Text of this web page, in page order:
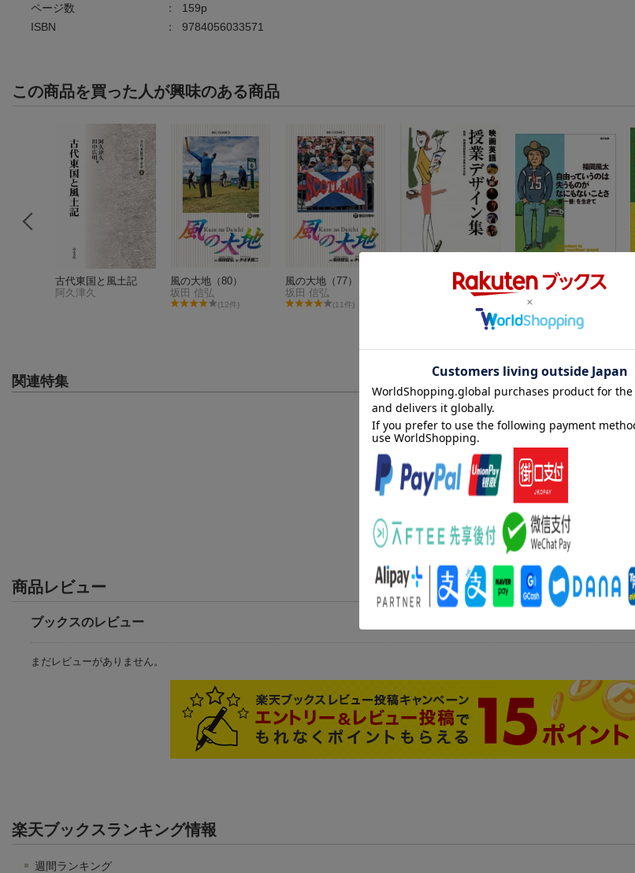
ページ数
： 159p
ISBN
： 9784056033571
この商品を買った人が興味のある商品
古代東国と風土記
阿久津久
風の大地（80）
坂田 信弘
(12件)
風の大地（77）
坂田 信弘
(11件)
映画英語授業デザイ
自由っていうのは失
うものがなにもない
ことさ
福岡 風太
関連特集
商品レビュー
ブックスのレビュー
まだレビューがありません。
楽天ブックスランキング情報
週間ランキング